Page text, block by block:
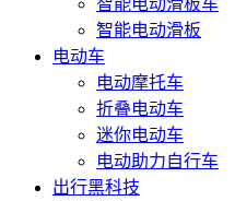
智能电动滑板车
智能电动滑板
电动车
电动摩托车
折叠电动车
迷你电动车
电动助力自行车
出行黑科技